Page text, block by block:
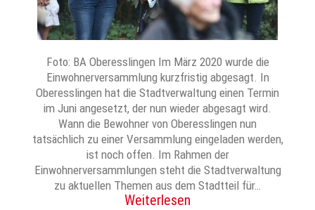
Foto: BA Oberesslingen Im März 2020 wurde die
Einwohnerversammlung kurzfristig abgesagt. In
Oberesslingen hat die Stadtverwaltung einen Termin
im Juni angesetzt, der nun wieder abgesagt wird.
Wann die Bewohner von Oberesslingen nun
tatsächlich zu einer Versammlung eingeladen werden,
ist noch offen. Im Rahmen der
Einwohnerversammlungen steht die Stadtverwaltung
zu aktuellen Themen aus dem Stadtteil für…
Weiterlesen